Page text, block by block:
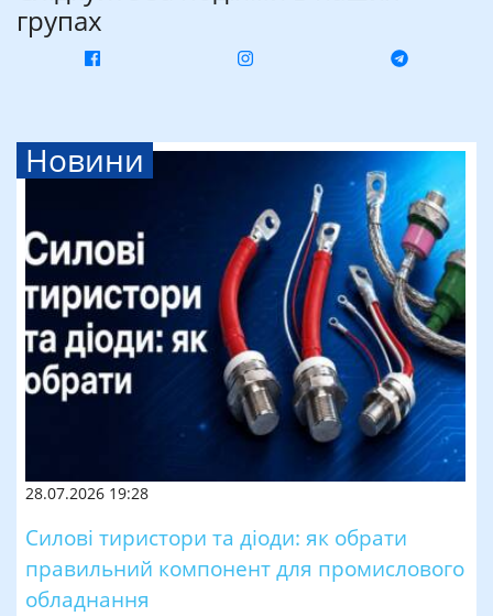
групах
Новини
28.07.2026 19:28
Силові тиристори та діоди: як обрати
правильний компонент для промислового
обладнання